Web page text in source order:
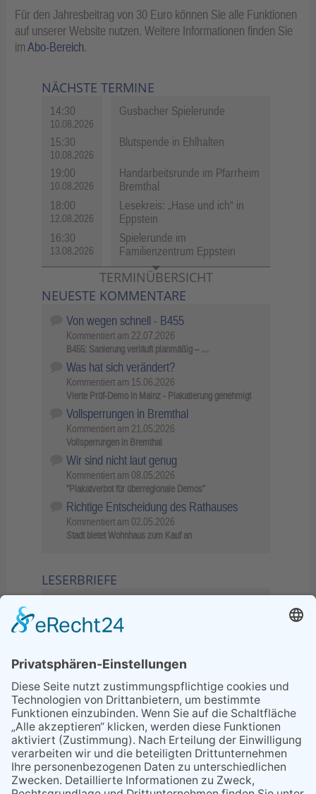
Für den Jahresbeitrag von 30 Euro können Sie alle Funktionen
auf unserer Website nutzen. Weitere Informationen finden Sie
imAbo-Bereich.
NÄCHSTE TERMINE
14:30
10.08.2026
Gusbacher Spielerunde
15:30
10.08.2026
Blutspende in Ehlhalten
19:00
10.08.2026
Handarbeitsrunde im Pfarrheim
Bremthal
18:00
12.08.2026
Lesekreis: „Hase und ich“ in
Eppstein
16:30
13.08.2026
Spielerunde im
Familienzentrum Eppstein
TERMINÜBERSICHT
NEUESTE KOMMENTARE
Von wegen schnell - B455
Kommentiert am 22.07.2026
B455: Sanierung verläuft planmäßig – …
Was hat sich verändert?
Kommentiert am 15.06.2026
Vierte Prüf-Demo in Mainz - Plakatierung genehmigt
Vollsperrungen in Bremthal
Kommentiert am 21.05.2026
Vollsperrungen in Bremthal
Wir sind nicht laut genug
Kommentiert am 08.05.2026
"Plakatverbot für überregionale Demos"
Richtige Entscheidung des Rathauses
Kommentiert am 02.05.2026
Stadt bietet Wohnhaus zum Kauf an
LESERBRIEFE
Sperrung B455: Kleiner
Grenzverkehr statt weite Wege
21.04.2026
Wenn Bahn-Computer nicht
miteinander kommunizieren
11.03.2026
"Plakatverbot für überregionale
Demos"
04.02.2026
Gelbe Tonne – Ein kleiner Blick
über den Tellerand